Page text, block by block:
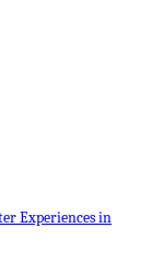
Experiences in